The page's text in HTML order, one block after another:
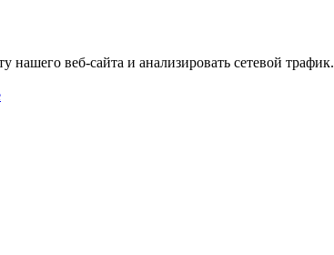
веб-сайта и анализировать сетевой трафик.